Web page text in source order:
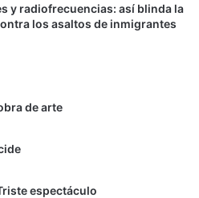
y radiofrecuencias: así blinda la
los asaltos de inmigrantes
de arte
espectáculo